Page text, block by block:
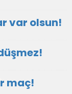
var olsun!
maç!